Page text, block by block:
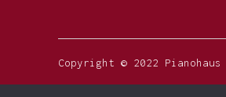
Copyright © 2022